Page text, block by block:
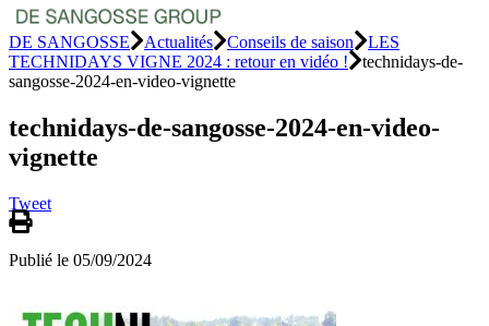
DE SANGOSSE Actualités Conseils de saison
LES
TECHNIDAYS VIGNE 2024 : retour en vidéo !
technidays-de-
sangosse-2024-en-video-vignette
technidays-de-sangosse-2024-en-video-
vignette
Tweet
Publié le 05/09/2024